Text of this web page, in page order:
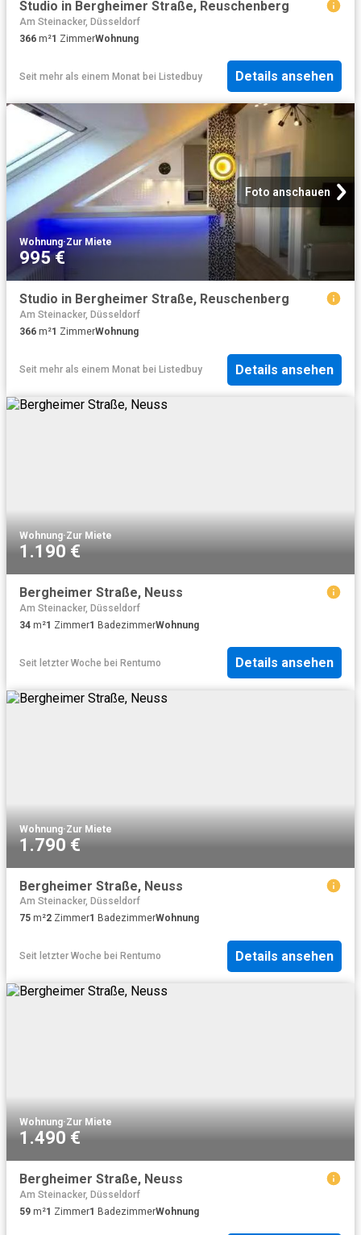
Studio in Bergheimer Straße, Reuschenberg
Am Steinacker, Düsseldorf
366 m²1 ZimmerWohnung
Seit mehr als einem Monat bei Listedbuy Details ansehen
Foto anschauen
Wohnung·Zur Miete
995 €
Studio in Bergheimer Straße, Reuschenberg
Am Steinacker, Düsseldorf
366 m²1 ZimmerWohnung
Seit mehr als einem Monat bei Listedbuy Details ansehen
Wohnung·Zur Miete
1.190 €
Bergheimer Straße, Neuss
Am Steinacker, Düsseldorf
34 m²1 Zimmer1 BadezimmerWohnung
Seit letzter Woche bei Rentumo Details ansehen
Wohnung·Zur Miete
1.790 €
Bergheimer Straße, Neuss
Am Steinacker, Düsseldorf
75 m²2 Zimmer1 BadezimmerWohnung
Seit letzter Woche bei Rentumo Details ansehen
Wohnung·Zur Miete
1.490 €
Bergheimer Straße, Neuss
Am Steinacker, Düsseldorf
59 m²1 Zimmer1 BadezimmerWohnung